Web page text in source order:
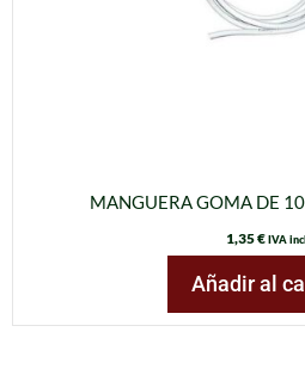
MANGUERA GOMA DE
1,35€IVA incl.
Añadir al